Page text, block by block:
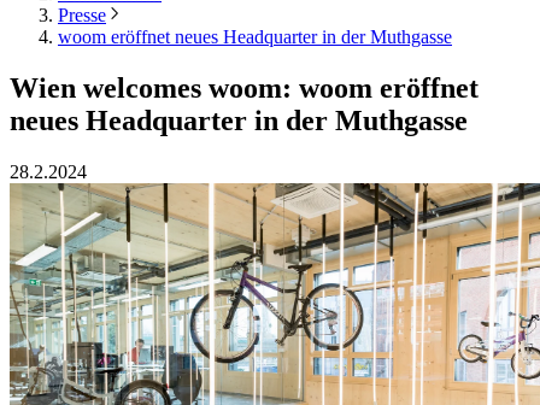
Presse
woom eröffnet neues Headquarter in der Muthgasse
Wien welcomes woom: woom eröffnet
neues Headquarter in der Muthgasse
28.2.2024